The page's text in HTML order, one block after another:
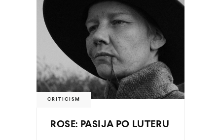
CRITICISM
ROSE: PASIJA PO LUTERU